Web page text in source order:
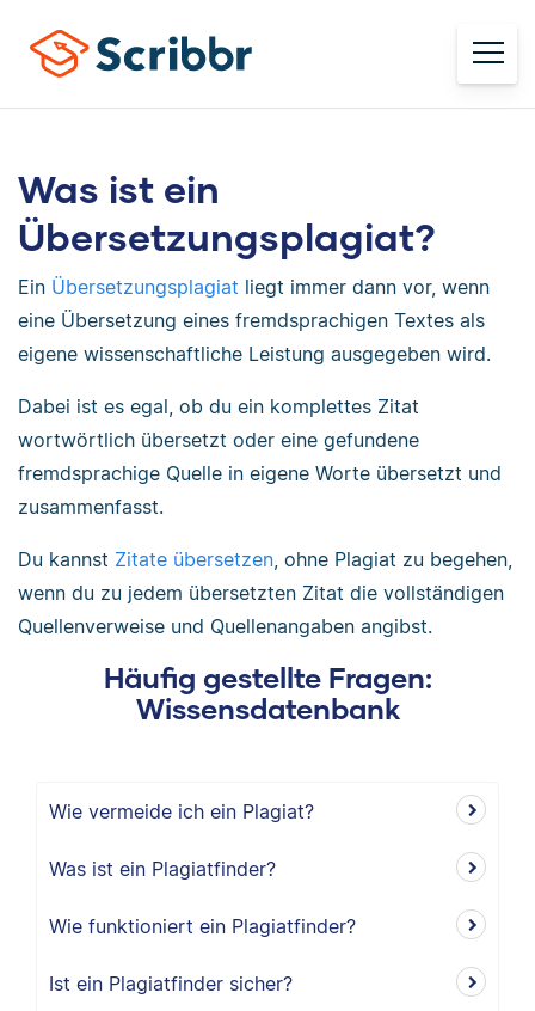
Was ist ein
Übersetzungsplagiat?
Ein Übersetzungsplagiat liegt immer dann vor, wenn
eine Übersetzung eines fremdsprachigen Textes als
eigene wissenschaftliche Leistung ausgegeben wird.
Dabei ist es egal, ob du ein komplettes Zitat
wortwörtlich übersetzt oder eine gefundene
fremdsprachige Quelle in eigene Worte übersetzt und
zusammenfasst.
Du kannst Zitate übersetzen, ohne Plagiat zu begehen,
wenn du zu jedem übersetzten Zitat die vollständigen
Quellenverweise und Quellenangaben angibst.
Häufig gestellte Fragen:
Wissensdatenbank
Wie vermeide ich ein Plagiat?
Was ist ein Plagiatfinder?
Wie funktioniert ein Plagiatfinder?
Ist ein Plagiatfinder sicher?